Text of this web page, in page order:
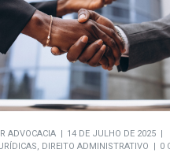
ADVOCACIA
14 DE JULHO DE 2025
, DIREITO ADMINISTRATIVO 0